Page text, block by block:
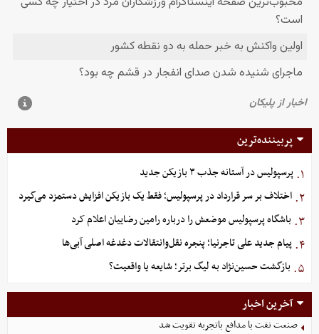
پربیننده‌ترین
۱. پرسپولیس در آستانه جذب ۳ بازیکن جدید
۲. اختلاف بر سر قرارداد در پرسپولیس؛ فقط یک بازیکن افزایش دستمزد می‌گیرد
۳. باشگاه پرسپولیس موضعش را درباره رامین رضاییان اعلام کرد
۴. پیام جدید علی تاجرنیا؛ پنجره نقل‌وانتقالات دغدغه اصلی آبی‌ها
۵. بازگشت حسین‌نژاد به لیگ برتر؛ شایعه یا واقعیت؟
آخرین اخبار
صنعت نفت با مدافع باتجربه تقویت شد